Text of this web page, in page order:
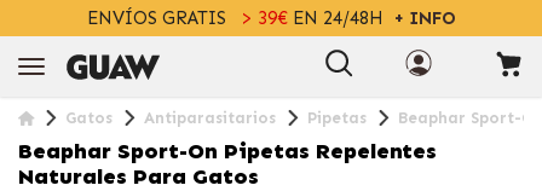
ENVÍOS GRATIS > 39€EN 24/48H + INFO
Gatos Antiparasitarios Pipetas Beaphar Sport-
Beaphar Sport-On Pipetas Repelentes
Naturales Para Gatos